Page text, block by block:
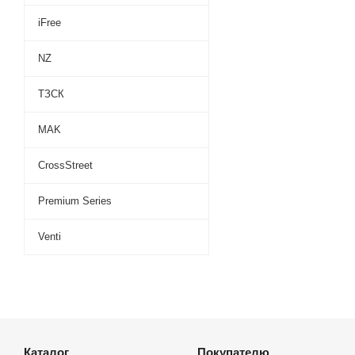
iFree
NZ
ТЗСК
MAK
CrossStreet
Premium Series
Venti
Каталог Покупателю